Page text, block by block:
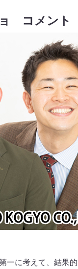
コメント
一に考えて、結果